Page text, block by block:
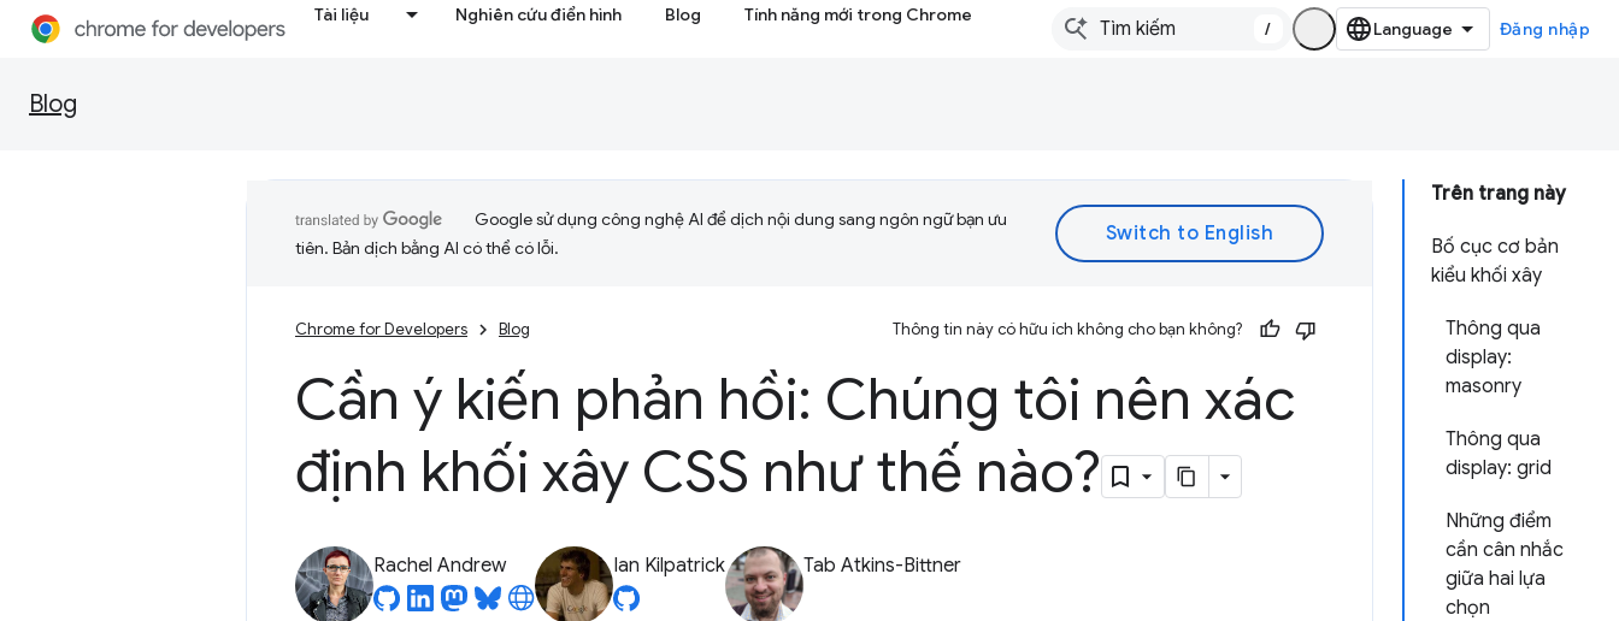
Tài liệu Nghiên cứu điển hình Blog Tính năng mới trong Chrome
/ Đăng nhập
Blog
Trên trang này
Bố cục cơ bản
kiểu khối xây
Thông qua
display:
masonry
Thông qua
display: grid
Những điểm
cần cân nhắc
giữa hai lựa
chọn
Google sử dụng công nghệ AI để dịch nội dung sang ngôn ngữ bạn ưu
tiên. Bản dịch bằng AI có thể có lỗi.
Chrome for Developers Blog Thông tin này có hữu ích không cho bạn không?
Cần ý kiến phản hồi: Chúng tôi nên xác
định khối xây CSS như thế nào?
Rachel Andrew Ian Kilpatrick Tab Atkins-Bittner